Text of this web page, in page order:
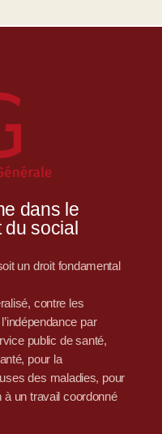
dans le
social
un droit fondamental
contre les
par
public de santé,
pour la
des maladies, pour
à un travail coordonné